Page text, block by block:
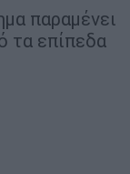
παραμένει
τα επίπεδα